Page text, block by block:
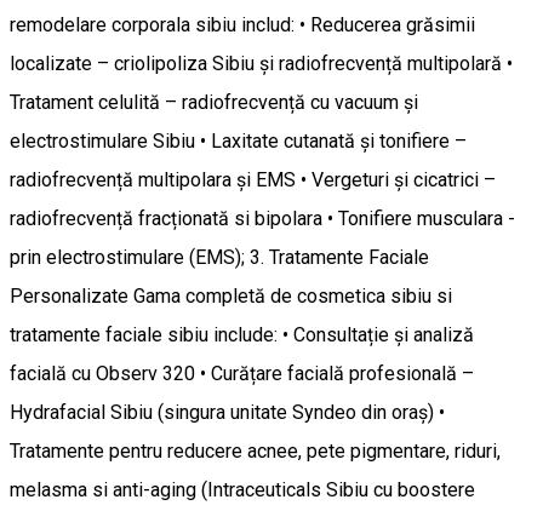
remodelare corporala sibiu includ: • Reducerea grăsimii
localizate – criolipoliza Sibiu și radiofrecvență multipolară •
Tratament celulită – radiofrecvență cu vacuum și
electrostimulare Sibiu • Laxitate cutanată și tonifiere –
radiofrecvență multipolara și EMS • Vergeturi și cicatrici –
radiofrecvență fracționată si bipolara • Tonifiere musculara -
prin electrostimulare (EMS); 3. Tratamente Faciale
Personalizate Gama completă de cosmetica sibiu si
tratamente faciale sibiu include: • Consultație și analiză
facială cu Observ 320 • Curățare facială profesională –
Hydrafacial Sibiu (singura unitate Syndeo din oraș) •
Tratamente pentru reducere acnee, pete pigmentare, riduri,
melasma si anti-aging (Intraceuticals Sibiu cu boostere